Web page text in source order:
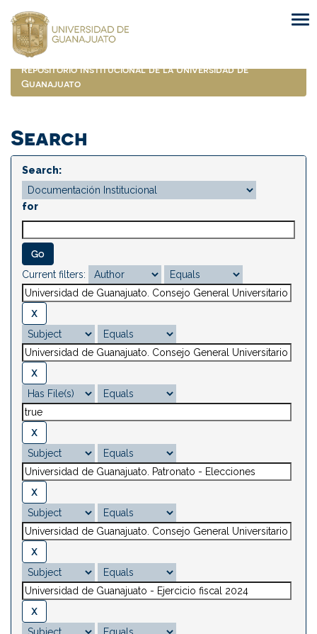
navigation
Repositorio Institucional de la Universidad de
Guanajuato
Search
Search:
for
Current filters: